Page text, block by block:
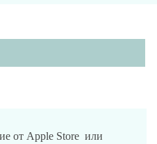
от Apple Store или